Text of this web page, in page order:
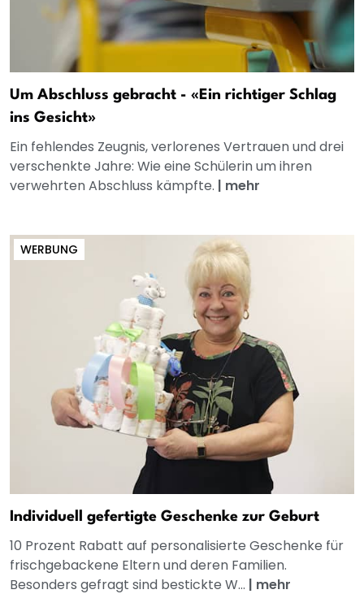
Um Abschluss gebracht - «Ein richtiger Schlag
ins Gesicht»
Ein fehlendes Zeugnis, verlorenes Vertrauen und drei
verschenkte Jahre: Wie eine Schülerin um ihren
verwehrten Abschluss kämpfte. | mehr
WERBUNG
Individuell gefertigte Geschenke zur Geburt
10 Prozent Rabatt auf personalisierte Geschenke für
frischgebackene Eltern und deren Familien.
Besonders gefragt sind bestickte W... | mehr